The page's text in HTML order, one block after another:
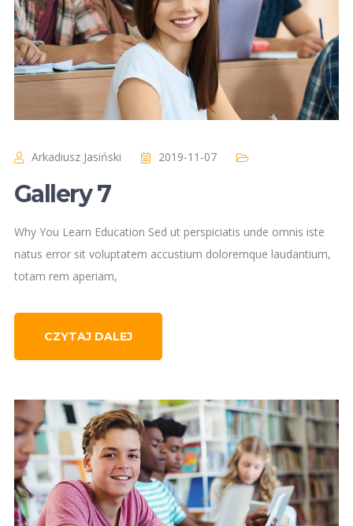
Arkadiusz Jasiński 2019-11-07
Gallery 7
Why You Learn Education Sed ut perspiciatis unde omnis iste
natus error sit voluptatem accustium doloremque laudantium,
totam rem aperiam,
CZYTAJ DALEJ